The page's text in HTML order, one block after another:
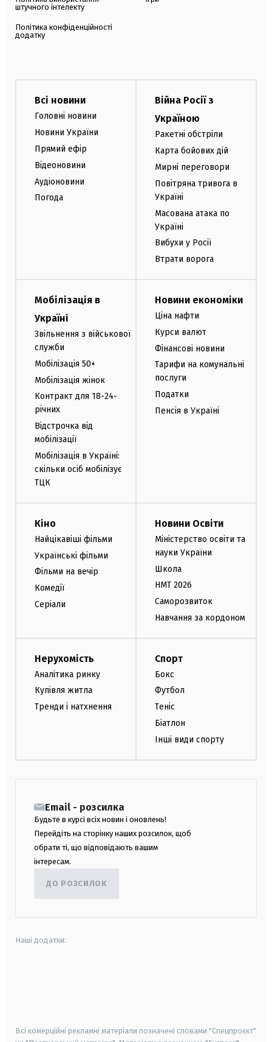
штучного інтелекту
Політика конфіденційності
додатку
Всі новини
Головні новини
Новини України
Прямий ефір
Відеоновини
Аудіоновини
Погода
Війна Росії з
Україною
Ракетні обстріли
Карта бойових дій
Мирні переговори
Повітряна тривога в
Україні
Масована атака по
Україні
Вибухи у Росії
Втрати ворога
Мобілізація в
Україні
Звільнення з військової
служби
Мобілізація 50+
Мобілізація жінок
Контракт для 18-24-
річних
Відстрочка від
мобілізації
Мобілізація в Україні:
скільки осіб мобілізує
ТЦК
Новини економіки
Ціна нафти
Курси валют
Фінансові новини
Тарифи на комунальні
послуги
Податки
Пенсія в Україні
Кіно
Найцікавіші фільми
Українські фільми
Фільми на вечір
Комедії
Серіали
Новини Освіти
Міністерство освіти та
науки України
Школа
НМТ 2026
Саморозвиток
Навчання за кордоном
Нерухомість
Аналітика ринку
Купівля житла
Тренди і натхнення
Спорт
Бокс
Футбол
Теніс
Біатлон
Інші види спорту
Email - розсилка
Будьте в курсі всіх новин і оновлень!
Перейдіть на сторінку наших розсилок, щоб
обрати ті, що відповідають вашим
інтересам.
ДО РОЗСИЛОК
Наші додатки:
Всі комерційні рекламні матеріали позначені словами "Спецпроєкт"